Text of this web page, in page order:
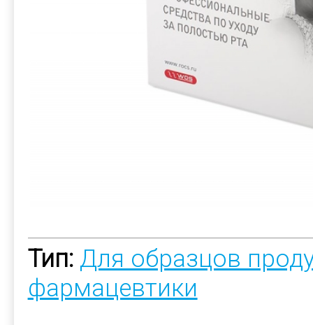
Тип: Для образцов
фармацевтики